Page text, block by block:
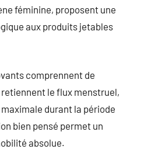
féminine, proposent une
aux produits jetables
comprennent de
le flux menstruel,
durant la période
bien pensé permet un
absolue.